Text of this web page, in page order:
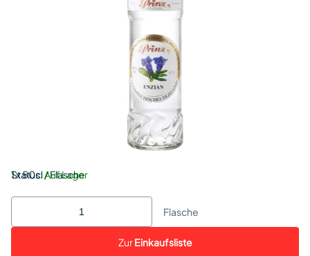
Status:Auf Lager
1 x 50cl / Flasche
Flasche
ZurEinkaufsliste